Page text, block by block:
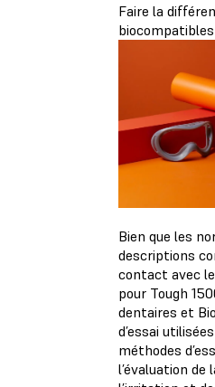
Faire la
Bien que les
descriptions
contact avec
pour Tough
dentaires et
d’essai
méthodes
l’évaluation